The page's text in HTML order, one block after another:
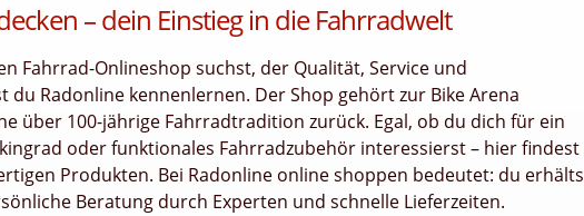
– dein Einstieg in die Fahrradwelt
Fahrrad-Onlineshop suchst, der Qualität, Service und
Radonline kennenlernen. Der Shop gehört zur Bike Arena
über 100-jährige Fahrradtradition zurück. Egal, ob du dich für ein
oder funktionales Fahrradzubehör interessierst – hier findest
Produkten. Bei Radonline online shoppen bedeutet: du
Beratung durch Experten und schnelle Lieferzeiten.